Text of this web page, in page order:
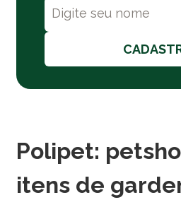
Polipet:
itens de